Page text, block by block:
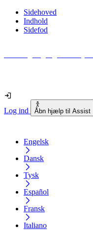
Sidehoved
Indhold
Sidefod
Log ind Åbn hjælp til Assist
Engelsk
Dansk
Tysk
Español
Fransk
Italiano